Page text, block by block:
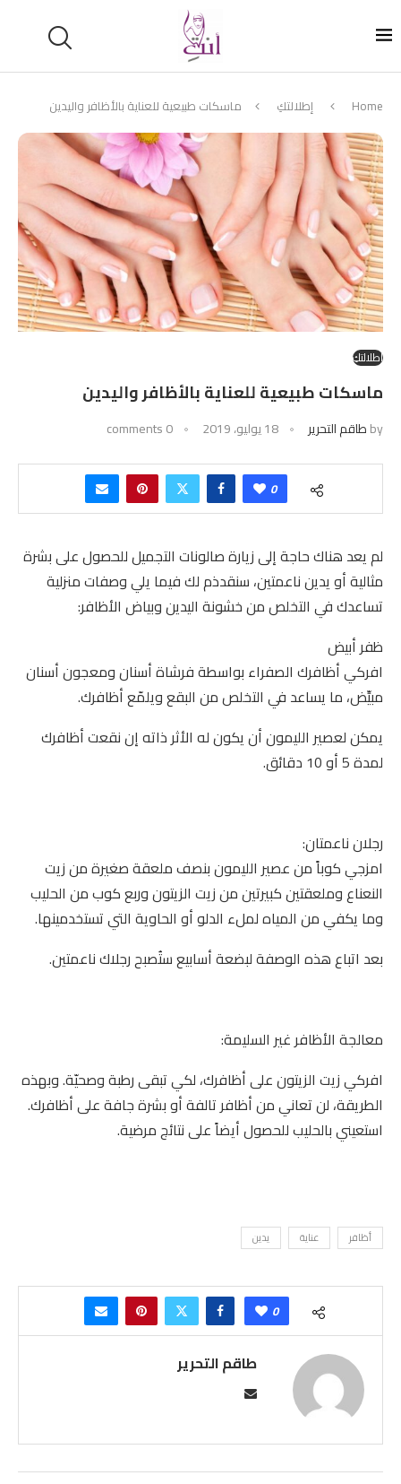
Home إطلالتكِ ماسكات طبيعية للعناية بالأظافر واليدين
إطلالتكِ
ماسكات طبيعية للعناية بالأظافر واليدين
byطاقم التحرير 18 يوليو، 2019 0 comments
0
لم يعد هناك حاجة إلى زيارة صالونات التجميل للحصول على بشرة
مثالية أو يدين ناعمتين، سنقدذم لك فيما يلي وصفات منزلية
تساعدك في التخلص من خشونة اليدين وبياض الأظافر:
ظفر أبيض
افركي أظافرك الصفراء بواسطة فرشاة أسنان ومعجون أسنان
مبيِّض، ما يساعد في التخلص من البقع ويلمّع أظافرك.
يمكن لعصير الليمون أن يكون له الأثر ذاته إن نقعت أظافرك
لمدة 5 أو 10 دقائق.
رجلان ناعمتان:
امزجي كوباً من عصير الليمون بنصف ملعقة صغيرة من زيت
النعناع وملعقتين كبيرتين من زيت الزيتون وربع كوب من الحليب
وما يكفي من المياه لملء الدلو أو الحاوية التي تستخدمينها.
بعد اتباع هذه الوصفة لبضعة أسابيع ستُصبح رجلاك ناعمتين.
معالجة الأظافر غير السليمة:
افركي زيت الزيتون على أظافرك، لكي تبقى رطبة وصحيّة. وبهذه
الطريقة، لن تعاني من أظافر تالفة أو بشرة جافة على أظافرك.
استعيني بالحليب للحصول أيضاً على نتائج مرضية.
أظافر عناية يدين
0
طاقم التحرير